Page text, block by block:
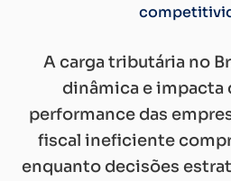
A carga tributária no
dinâmica e impacta
performance das
fiscal ineficiente
enquanto decisões